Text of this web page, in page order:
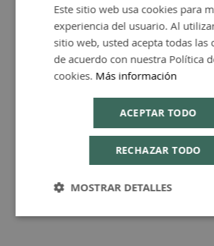
Más Información
Consejos de Compra Producto
Este sitio web usa cookies para
experiencia del usuario. Al
sitio web, usted acepta todas las
de acuerdo con nuestra Política
cookies. Más información
ACEPTAR TODO
RECHAZAR TODO
MOSTRAR DETALLES